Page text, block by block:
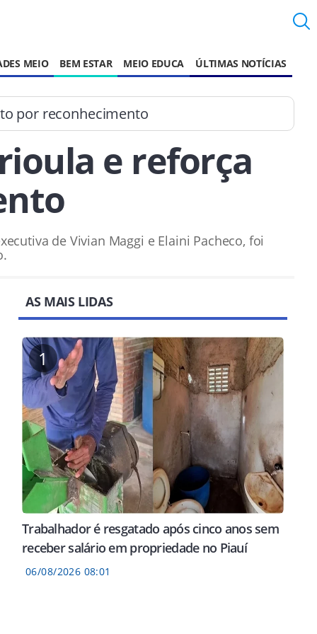
MEIO BEM ESTAR MEIO EDUCA ÚLTIMAS NOTÍCIAS
por reconhecimento
e reforça
de Vivian Maggi e Elaini Pacheco, foi
AS MAIS LIDAS
1
Trabalhador é resgatado após cinco anos sem
receber salário em propriedade no Piauí
06/08/2026 08:01